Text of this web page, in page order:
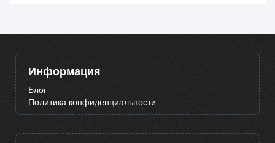
Информация
Блог
Политика конфиденциальности